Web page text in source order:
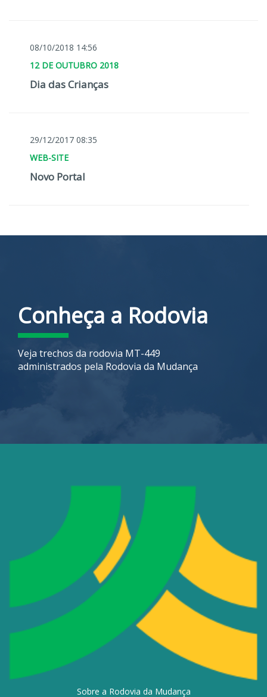
08/10/2018 14:56
12 DE OUTUBRO 2018
Dia das Crianças
29/12/2017 08:35
WEB-SITE
Novo Portal
Conheça a Rodovia
Veja trechos da rodovia MT-449
administrados pela Rodovia da Mudança
Sobre a Rodovia da Mudança